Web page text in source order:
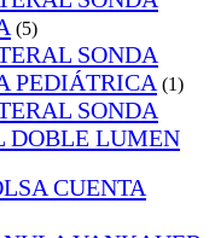
(5)
SONDA
PEDIÁTRICA (1)
SONDA
DOBLE LUMEN
CUENTA